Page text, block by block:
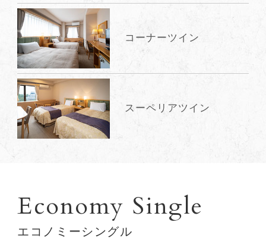
コーナーツイン
スーペリアツイン
Economy Single
エコノミーシングル